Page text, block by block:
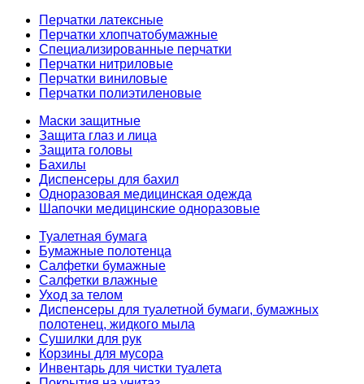
Перчатки латексные
Перчатки хлопчатобумажные
Специализированные перчатки
Перчатки нитриловые
Перчатки виниловые
Перчатки полиэтиленовые
Маски защитные
Защита глаз и лица
Защита головы
Бахилы
Диспенсеры для бахил
Одноразовая медицинская одежда
Шапочки медицинские одноразовые
Туалетная бумага
Бумажные полотенца
Салфетки бумажные
Салфетки влажные
Уход за телом
Диспенсеры для туалетной бумаги, бумажных
полотенец, жидкого мыла
Сушилки для рук
Корзины для мусора
Инвентарь для чистки туалета